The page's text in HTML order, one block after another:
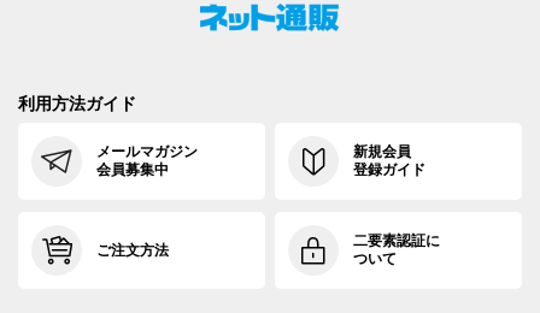
利用方法ガイド
メールマガジン
会員募集中
新規会員
登録ガイド
ご注文方法
二要素認証に
ついて